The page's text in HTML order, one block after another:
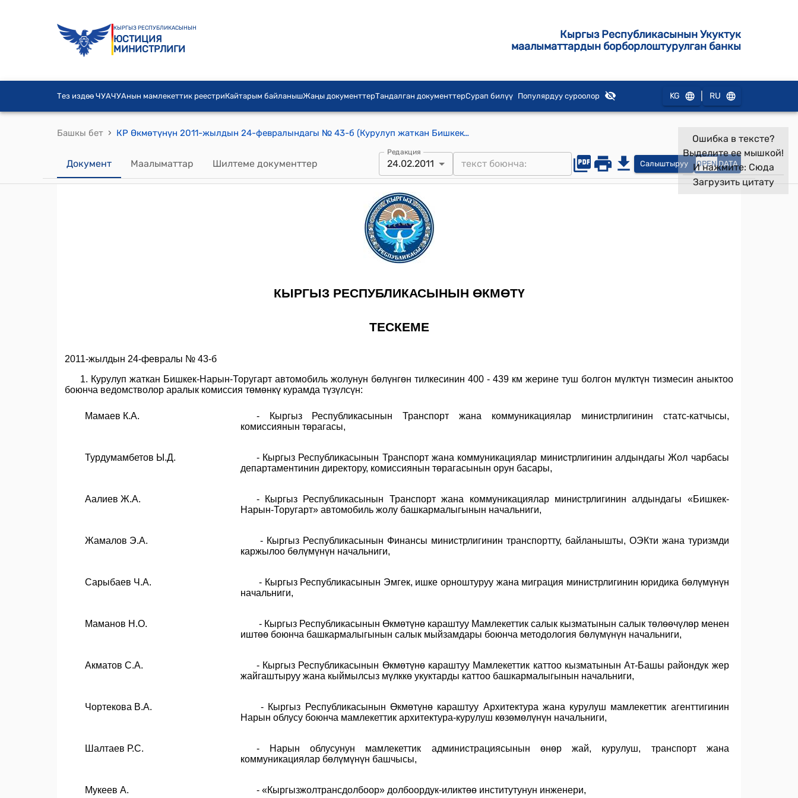
КЫРГЫЗ РЕСПУБЛИКАСЫНЫН
ЮСТИЦИЯ
МИНИСТРЛИГИ
Кыргыз Республикасынын Укуктук
маалыматтардын борборлоштурулган банкы
Тез издөө ЧУАЧУАнын мамлекеттик реестриКайтарым байланышЖаңы документтерТандалган документтерСурап билүү Популярдуу суроолор KG RU
Башкы бет › КР Өкмөтүнүн 2011-жылдын 24-февралындагы № 43-б (Курулуп жаткан Бишкек-Нарын-Торугарт автомобиль жолунун бөлүнгөн тилкесинин 400 - 439 км жерине туш болгон мүлктүн тизмесин аныктоо боюнча ведомстволор аралык комиссия түзүү тууралуу) тескемеси
Документ Маалыматтар Шилтеме документтер
Редакция
24.02.2011 Салыштыруу OPEN DATA
Ошибка в тексте?
Выделите ее мышкой!
И нажмите: Сюда
Загрузить цитату